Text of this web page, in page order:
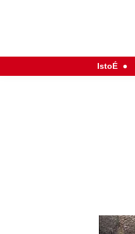
IstoÉ